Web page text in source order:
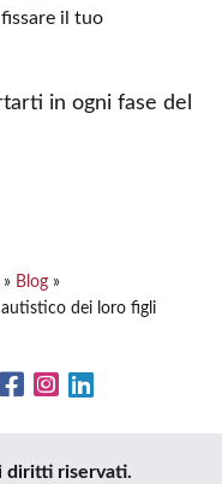
il tuo
in ogni fase del
» Blog »
autistico dei loro figli
FacebookInstagram
diritti riservati.